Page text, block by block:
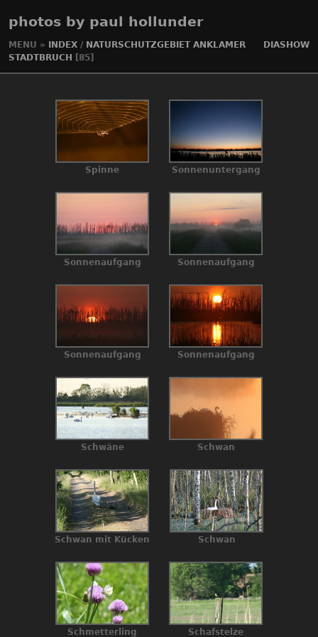
photos by paul hollunder
MENU » DIASHOW
INDEX / NATURSCHUTZGEBIET ANKLAMER
STADTBRUCH
[85]
Spinne Sonnenuntergang
Sonnenaufgang Sonnenaufgang
Sonnenaufgang Sonnenaufgang
Schwäne Schwan
Schwan mit Kücken Schwan
Schmetterling Schafstelze